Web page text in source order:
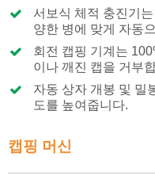
서보식 체적 충진기
양한 병에 맞게 자동
회전 캡핑 기계는
이나 깨진 캡을 거부
자동 상자 개봉 및 밀
도를 높여줍니다.
캡핑 머신